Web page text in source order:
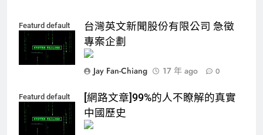
Featurd default
台灣英文新聞股份有限公司 急徵
Jay Fan-Chiang 17 年 ago 0
Featurd default
[網路文章]99%的人不瞭解的真實
中國歷史